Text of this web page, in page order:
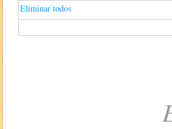
Eliminar todos